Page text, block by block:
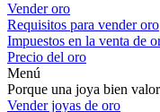
Vender oro
Requisitos para vender oro
Impuestos en la venta de
Precio del oro
Menú
Porque una joya bien
Vender joyas de oro